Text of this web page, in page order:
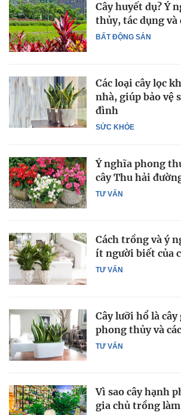
BẤT ĐỘNG SẢN
Cây huyết dụ? Ý
thủy, tác dụng và
SỨC KHỎE
Các loại cây lọc
nhà, giúp bảo vệ
đình
TƯ VẤN
Ý nghĩa phong
cây Thu hải
TƯ VẤN
Cách trồng và ý
ít người biết của
TƯ VẤN
Cây lưỡi hổ là cây
phong thủy và
Vì sao cây hạnh
gia chủ trồng